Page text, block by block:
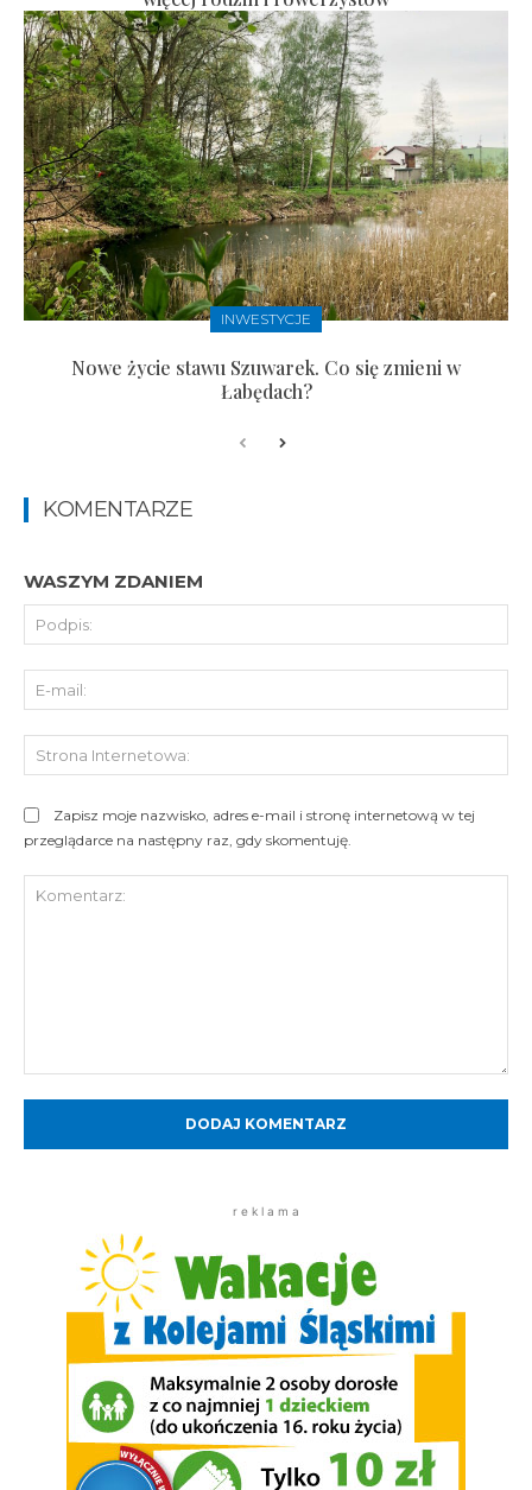
INWESTYCJE
Nowe życie stawu Szuwarek. Co się zmieni w
Łabędach?
KOMENTARZE
WASZYM ZDANIEM
Zapisz moje nazwisko, adres e-mail i stronę internetową w tej
przeglądarce na następny raz, gdy skomentuję.
r e k l a m a